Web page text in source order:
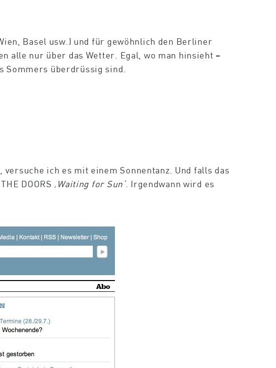
Basel usw.) und für gewöhnlich den Berliner
alle nur über das Wetter. Egal, wo man hinsieht –
Sommers überdrüssig sind.
ich es mit einem Sonnentanz. Und falls das
DOORS ‚Waiting for Sun‘. Irgendwann wird es